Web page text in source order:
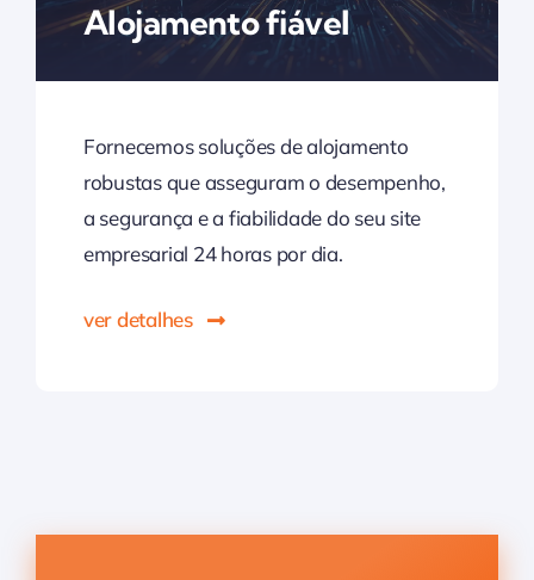
Alojamento fiável
Fornecemos soluções de alojamento
robustas que asseguram o desempenho,
a segurança e a fiabilidade do seu site
empresarial 24 horas por dia.
ver detalhes